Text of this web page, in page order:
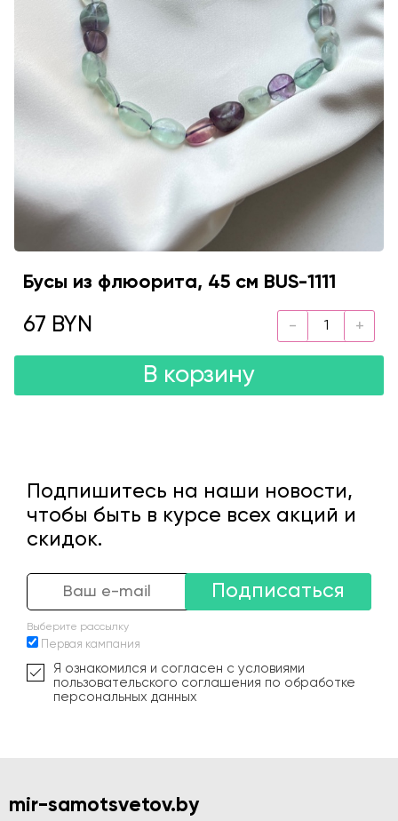
Бусы из флюорита, 45 см BUS-1111
67 BYN
В корзину
Подпишитесь на наши новости,
чтобы быть в курсе всех акций и
скидок.
Подписаться
Выберите рассылку
Первая кампания
Я ознакомился и согласен с условиями
пользовательского соглашения по обработке
персональных данных
mir-samotsvetov.by